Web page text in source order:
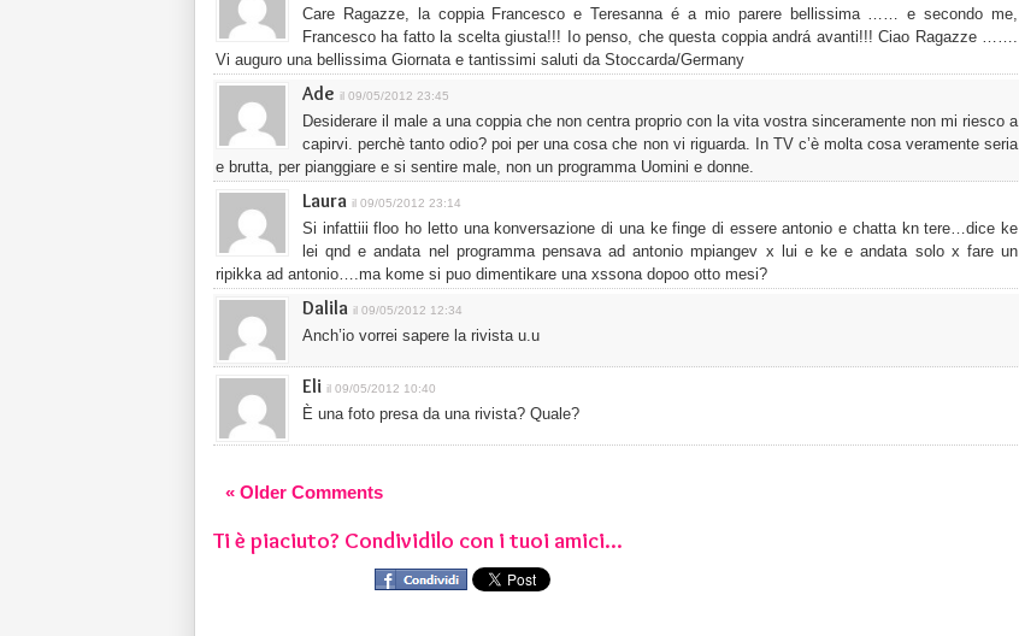
Care Ragazze, la coppia Francesco e Teresanna é a mio parere bellissima …… e secondo me,
Francesco ha fatto la scelta giusta!!! Io penso, che questa coppia andrá avanti!!! Ciao Ragazze …….
Vi auguro una bellissima Giornata e tantissimi saluti da Stoccarda/Germany
Ade il 09/05/2012 23:45
Desiderare il male a una coppia che non centra proprio con la vita vostra sinceramente non mi riesco a
capirvi. perchè tanto odio? poi per una cosa che non vi riguarda. In TV c’è molta cosa veramente seria
e brutta, per pianggiare e si sentire male, non un programma Uomini e donne.
Laura il 09/05/2012 23:14
Si infattiii floo ho letto una konversazione di una ke finge di essere antonio e chatta kn tere…dice ke
lei qnd e andata nel programma pensava ad antonio mpiangev x lui e ke e andata solo x fare un
ripikka ad antonio….ma kome si puo dimentikare una xssona dopoo otto mesi?
Dalila il 09/05/2012 12:34
Anch’io vorrei sapere la rivista u.u
Eli il 09/05/2012 10:40
È una foto presa da una rivista? Quale?
« Older Comments
Ti è piaciuto? Condividilo con i tuoi amici...